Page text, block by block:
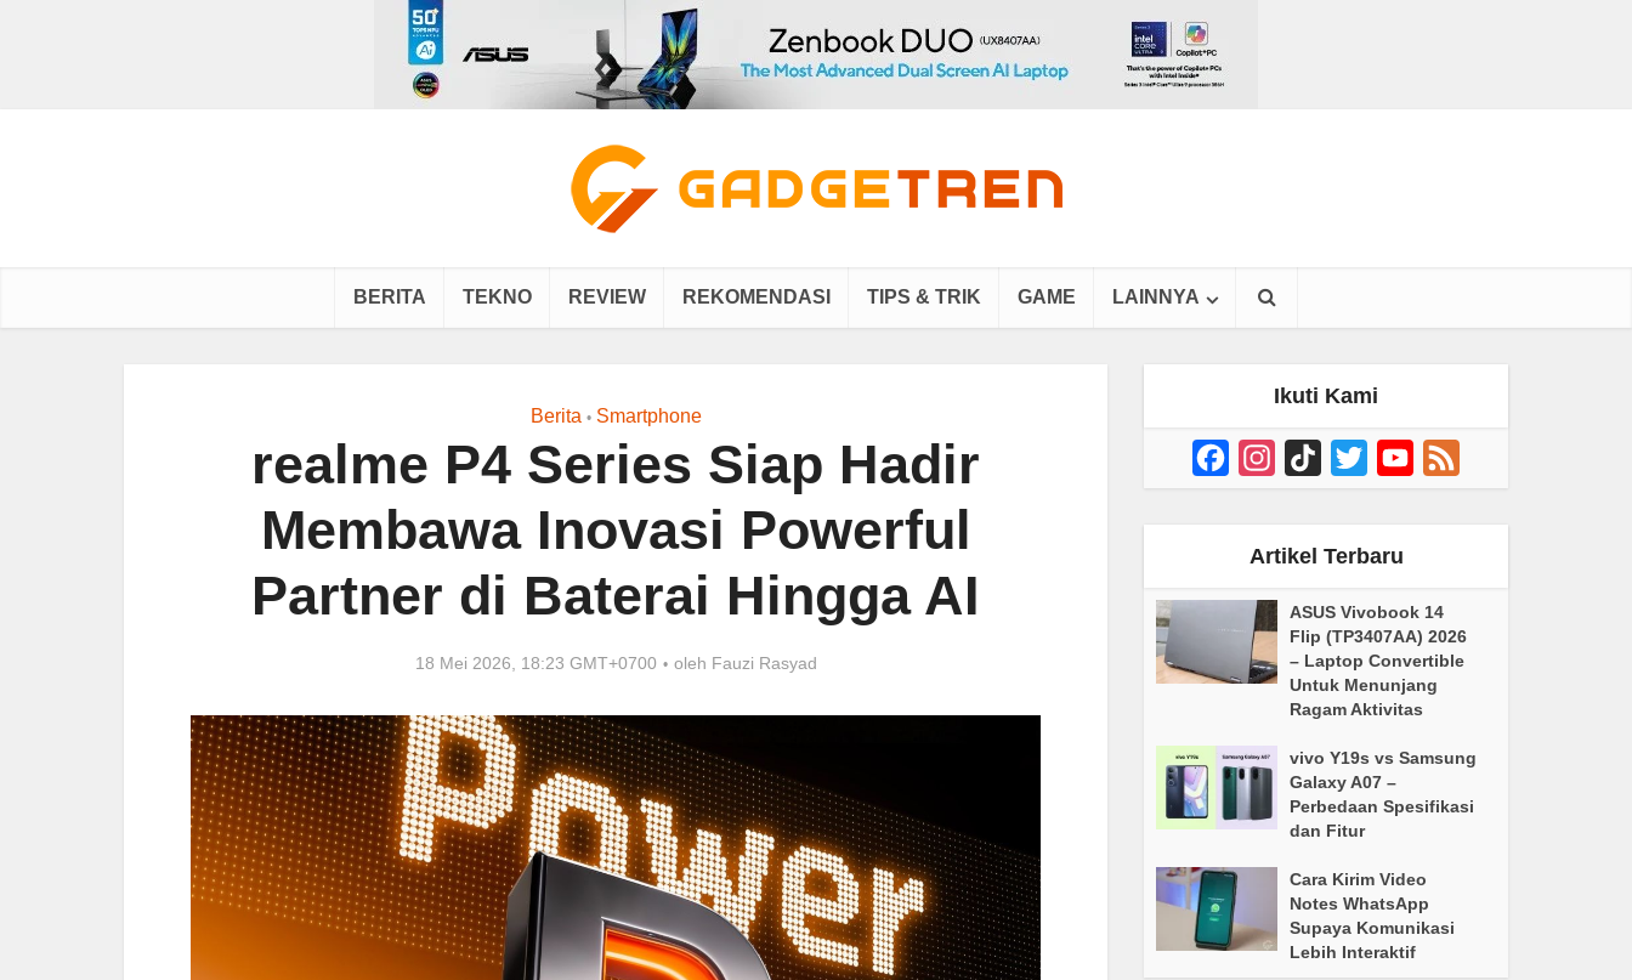
BERITA TEKNO REVIEW REKOMENDASI TIPS & TRIK GAME LAINNYA
Berita • Smartphone
realme P4 Series Siap Hadir
Membawa Inovasi Powerful
Partner di Baterai Hingga AI
18 Mei 2026, 18:23 GMT+0700 oleh Fauzi Rasyad
Ikuti Kami
FacebookInstagram
TikTok Twitter YouTube
Channel
Artikel Terbaru
ASUS Vivobook 14
Flip (TP3407AA) 2026
– Laptop Convertible
Untuk Menunjang
Ragam Aktivitas
vivo Y19s vs Samsung
Galaxy A07 –
Perbedaan Spesifikasi
dan Fitur
Cara Kirim Video
Notes WhatsApp
Supaya Komunikasi
Lebih Interaktif